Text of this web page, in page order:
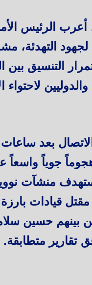
أعرب الرئيس
لجهود التهدئة،
التنسيق بين
والدوليين لاحتواء
الاتصال بعد
جوياً واسعاً
استهدف منشآت
مقتل قيادات
من بينهم حسين
تقارير متطابقة.